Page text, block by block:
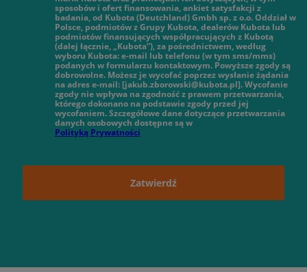
sposobów i ofert finansowania, ankiet satysfakcji z
badania, od Kubota (Deutchland) Gmbh sp. z o.o. Oddział w
Polsce, podmiotów z Grupy Kubota, dealerów Kubota lub
podmiotów finansujących współpracujących z Kubotą
(dalej łącznie, „Kubota”), za pośrednictwem, według
wyboru Kubota: e-mail lub telefonu (w tym sms/mms)
podanych w formularzu kontaktowym. Powyższe zgody są
dobrowolne. Możesz je wycofać poprzez wysłanie żądania
na adres e-mail: [jakub.zborowski@kubota.pl]. Wycofanie
zgody nie wpływa na zgodność z prawem przetwarzania,
którego dokonano na podstawie zgody przed jej
wycofaniem. Szczegółowe dane dotyczące przetwarzania
danych osobowych dostępne są w
Polityką Prywatności
Zatwierdź